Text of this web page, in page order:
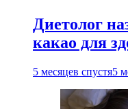
Диетолог
какао для
5 месяцев спустя5